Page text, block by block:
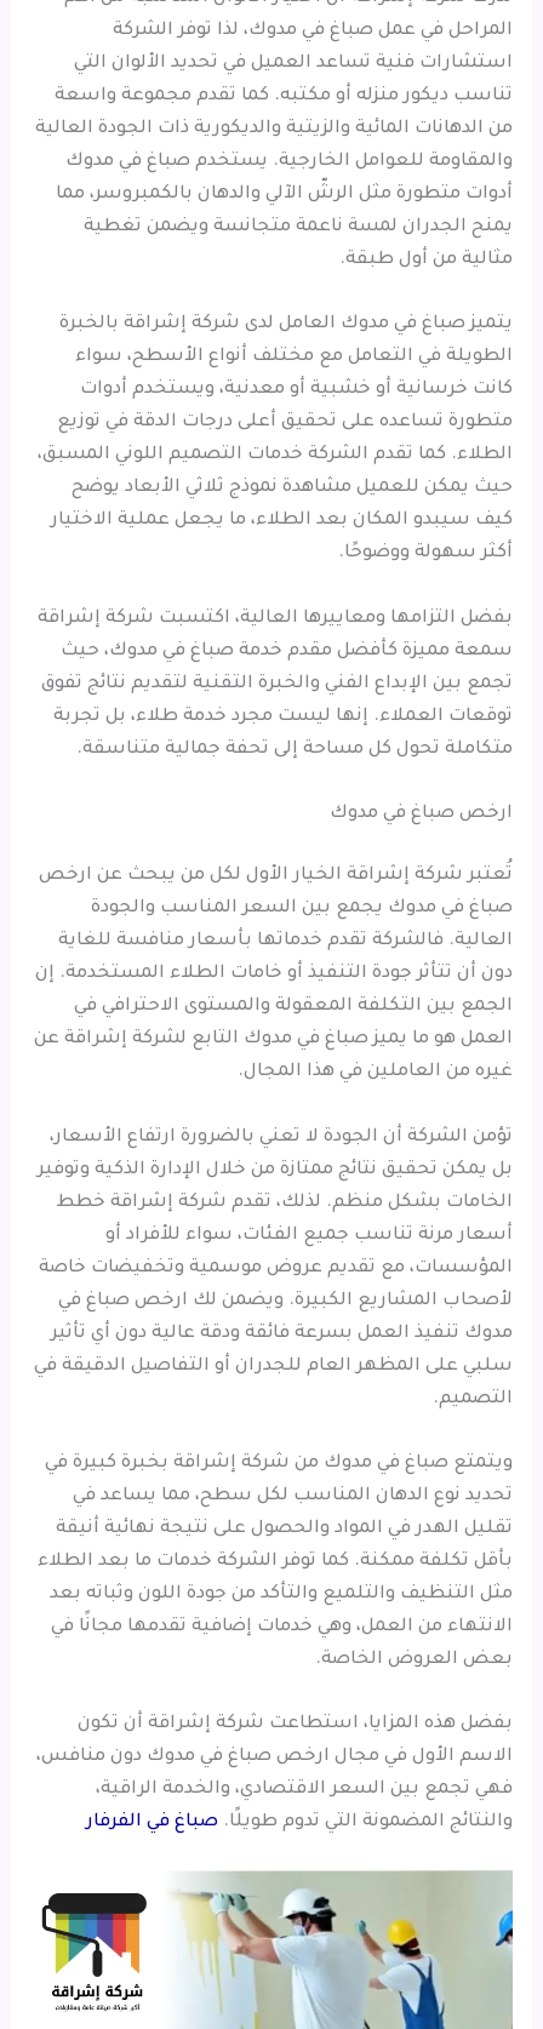
المراحل في عمل صباغ في مدوك، لذا توفر الشركة
استشارات فنية تساعد العميل في تحديد الألوان التي
تناسب ديكور منزله أو مكتبه. كما تقدم مجموعة واسعة
من الدهانات المائية والزيتية والديكورية ذات الجودة العالية
والمقاومة للعوامل الخارجية. يستخدم صباغ في مدوك
أدوات متطورة مثل الرشّ الآلي والدهان بالكمبروسر، مما
يمنح الجدران لمسة ناعمة متجانسة ويضمن تغطية
مثالية من أول طبقة.
يتميز صباغ في مدوك العامل لدى شركة إشراقة بالخبرة
الطويلة في التعامل مع مختلف أنواع الأسطح، سواء
كانت خرسانية أو خشبية أو معدنية، ويستخدم أدوات
متطورة تساعده على تحقيق أعلى درجات الدقة في توزيع
الطلاء. كما تقدم الشركة خدمات التصميم اللوني المسبق،
حيث يمكن للعميل مشاهدة نموذج ثلاثي الأبعاد يوضح
كيف سيبدو المكان بعد الطلاء، ما يجعل عملية الاختيار
أكثر سهولة ووضوحًا.
بفضل التزامها ومعاييرها العالية، اكتسبت شركة إشراقة
سمعة مميزة كأفضل مقدم خدمة صباغ في مدوك، حيث
تجمع بين الإبداع الفني والخبرة التقنية لتقديم نتائج تفوق
توقعات العملاء. إنها ليست مجرد خدمة طلاء، بل تجربة
متكاملة تحول كل مساحة إلى تحفة جمالية متناسقة.
ارخص صباغ في مدوك
تُعتبر شركة إشراقة الخيار الأول لكل من يبحث عن ارخص
صباغ في مدوك يجمع بين السعر المناسب والجودة
العالية. فالشركة تقدم خدماتها بأسعار منافسة للغاية
دون أن تتأثر جودة التنفيذ أو خامات الطلاء المستخدمة. إن
الجمع بين التكلفة المعقولة والمستوى الاحترافي في
العمل هو ما يميز صباغ في مدوك التابع لشركة إشراقة عن
غيره من العاملين في هذا المجال.
تؤمن الشركة أن الجودة لا تعني بالضرورة ارتفاع الأسعار،
بل يمكن تحقيق نتائج ممتازة من خلال الإدارة الذكية وتوفير
الخامات بشكل منظم. لذلك، تقدم شركة إشراقة خطط
أسعار مرنة تناسب جميع الفئات، سواء للأفراد أو
المؤسسات، مع تقديم عروض موسمية وتخفيضات خاصة
لأصحاب المشاريع الكبيرة. ويضمن لك ارخص صباغ في
مدوك تنفيذ العمل بسرعة فائقة ودقة عالية دون أي تأثير
سلبي على المظهر العام للجدران أو التفاصيل الدقيقة في
التصميم.
ويتمتع صباغ في مدوك من شركة إشراقة بخبرة كبيرة في
تحديد نوع الدهان المناسب لكل سطح، مما يساعد في
تقليل الهدر في المواد والحصول على نتيجة نهائية أنيقة
بأقل تكلفة ممكنة. كما توفر الشركة خدمات ما بعد الطلاء
مثل التنظيف والتلميع والتأكد من جودة اللون وثباته بعد
الانتهاء من العمل، وهي خدمات إضافية تقدمها مجانًا في
بعض العروض الخاصة.
بفضل هذه المزايا، استطاعت شركة إشراقة أن تكون
الاسم الأول في مجال ارخص صباغ في مدوك دون منافس،
فهي تجمع بين السعر الاقتصادي، والخدمة الراقية،
والنتائج المضمونة التي تدوم طويلًا. صباغ في الفرفار